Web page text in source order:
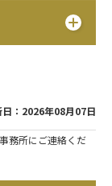
日：2026年08月07日
務所にご連絡くだ